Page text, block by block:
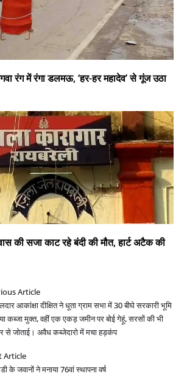
रंग में रंगा डलमऊ, ‘हर-हर महादेव’ से गूंज उठा
की सजा काट रहे बंदी की मौत, हार्ट अटैक की
Article
आकांक्षा दीक्षित ने धूता ग्राम सभा में 30 बीघे सरकारी भूमि
कब्जा मुक्त, वहीं एक एकड़ जमीन पर बोई गेहूं, सरसों की भी
से जोताई। अवैध कब्जेदारो में मचा हड़कंप
Article
के जवानों ने मनाया 76वां स्थापना वर्ष